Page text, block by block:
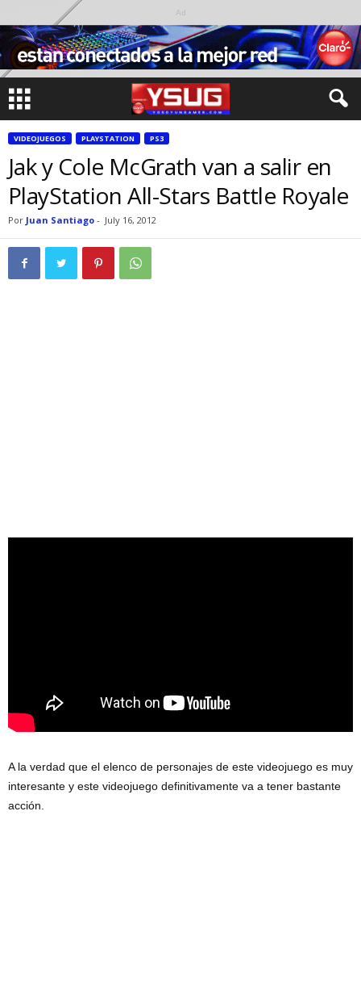
Ad
VIDEOJUEGOS PLAYSTATION PS3
Jak y Cole McGrath van a salir en
PlayStation All-Stars Battle Royale
Por Juan Santiago - July 16, 2012
A la verdad que el elenco de personajes de este videojuego es muy
interesante y este videojuego definitivamente va a tener bastante
acción.